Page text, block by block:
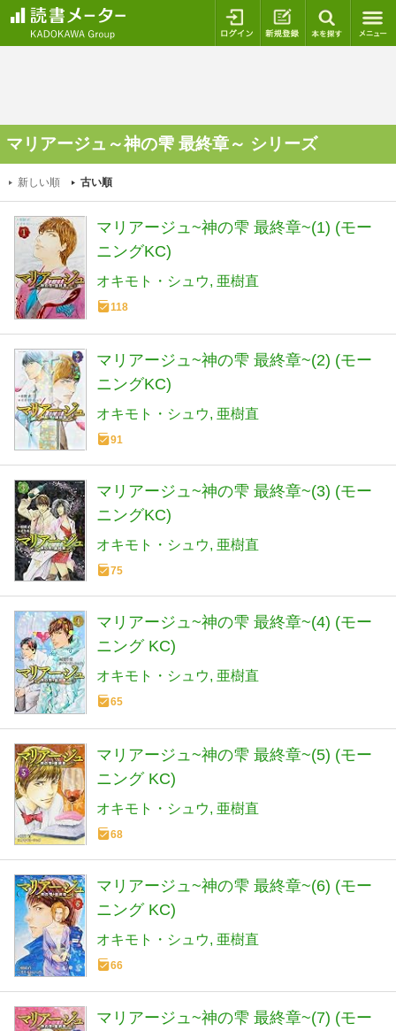
ログイン 新規登録
マリアージュ～神の雫 最終章～ シリーズ
新しい順 古い順
マリアージュ~神の雫 最終章~(1) (モー
ニングKC)
オキモト・シュウ 亜樹直
118
マリアージュ~神の雫 最終章~(2) (モー
ニングKC)
オキモト・シュウ 亜樹直
91
マリアージュ~神の雫 最終章~(3) (モー
ニングKC)
オキモト・シュウ 亜樹直
75
マリアージュ~神の雫 最終章~(4) (モー
ニング KC)
オキモト・シュウ 亜樹直
65
マリアージュ~神の雫 最終章~(5) (モー
ニング KC)
オキモト・シュウ 亜樹直
68
マリアージュ~神の雫 最終章~(6) (モー
ニング KC)
オキモト・シュウ 亜樹直
66
マリアージュ~神の雫 最終章~(7) (モー